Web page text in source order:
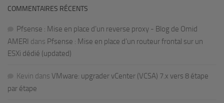
COMMENTAIRES RÉCENTS
Pfsense : Mise en place d’un reverse proxy - Blog de Omid
AMERI dans Pfsense : Mise en place d’un routeur frontal sur un
ESXi dédié (updated)
Kevin dans VMware: upgrader vCenter (VCSA) 7.x vers 8 étape
par étape